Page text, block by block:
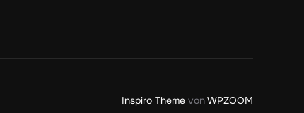
Inspiro Theme vonWPZOOM